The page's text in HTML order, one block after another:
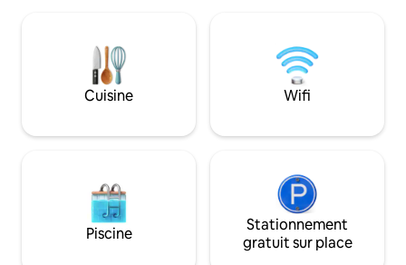
chose que nous n'avons pas est un évier
de cuisine, mais nous faisons la vaisselle
Wi-Fi invité disponibles. Salon d'extérieur
d'une pause
véritable retraite
pas à nous
nous demander
Cuisine Wifi
Piscine
Stationnement
gratuit sur place